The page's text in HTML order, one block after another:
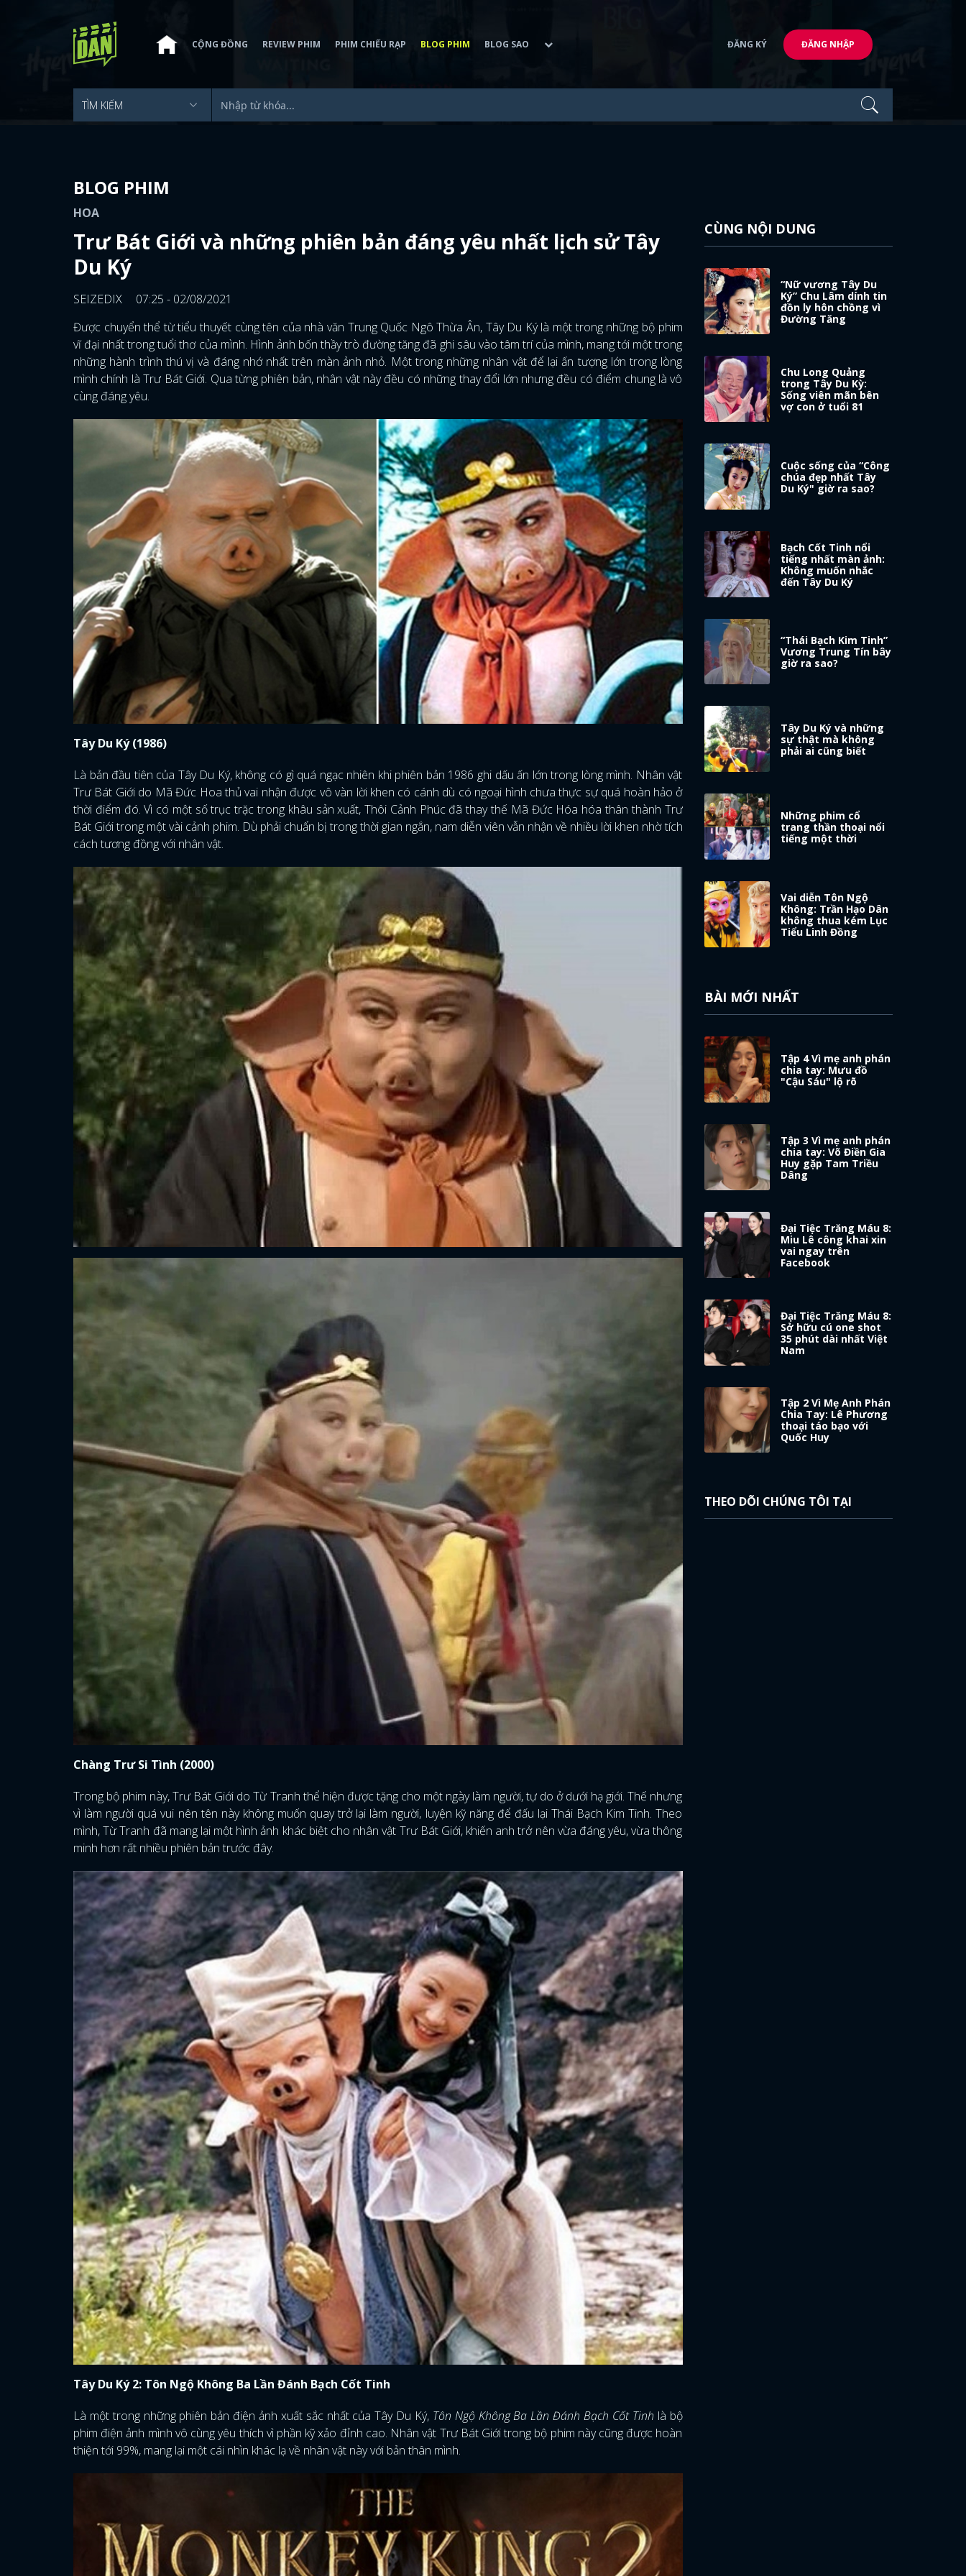
ĐĂNG NHẬP
FACEBOOK GOOGLE
CỘNG ĐỒNG REVIEW PHIM PHIM CHIẾU RẠP BLOG PHIM BLOG SAO ĐĂNG KÝ ĐĂNG NHẬP
BLOG PHIM
HOA
Trư Bát Giới và những phiên bản đáng yêu nhất lịch sử Tây
Du Ký
SEIZEDIX
07:25 - 02/08/2021
Được chuyển thể từ tiểu thuyết cùng tên của nhà văn Trung Quốc Ngô Thừa Ân, Tây Du Ký là một trong những bộ phim
vĩ đại nhất trong tuổi thơ của mình. Hình ảnh bốn thầy trò đường tăng đã ghi sâu vào tâm trí của mình, mang tới một trong
những hành trình thú vị và đáng nhớ nhất trên màn ảnh nhỏ. Một trong những nhân vật để lại ấn tượng lớn trong lòng
mình chính là Trư Bát Giới. Qua từng phiên bản, nhân vật này đều có những thay đổi lớn nhưng đều có điểm chung là vô
cùng đáng yêu.
Tây Du Ký (1986)
Là bản đầu tiên của Tây Du Ký, không có gì quá ngạc nhiên khi phiên bản 1986 ghi dấu ấn lớn trong lòng mình. Nhân vật
Trư Bát Giới do Mã Đức Hoa thủ vai nhận được vô vàn lời khen có cánh dù có ngoại hình chưa thực sự quá hoàn hảo ở
thời điểm đó. Vì có một số trục trặc trong khâu sản xuất, Thôi Cảnh Phúc đã thay thế Mã Đức Hóa hóa thân thành Trư
Bát Giới trong một vài cảnh phim. Dù phải chuẩn bị trong thời gian ngắn, nam diễn viên vẫn nhận về nhiều lời khen nhờ tích
cách tương đồng với nhân vật.
Chàng Trư Si Tình (2000)
Trong bộ phim này, Trư Bát Giới do Từ Tranh thể hiện được tặng cho một ngày làm người, tự do ở dưới hạ giới. Thế nhưng
vì làm người quá vui nên tên này không muốn quay trở lại làm người, luyện kỹ năng để đấu lại Thái Bạch Kim Tinh. Theo
mình, Từ Tranh đã mang lại một hình ảnh khác biệt cho nhân vật Trư Bát Giới, khiến anh trở nên vừa đáng yêu, vừa thông
minh hơn rất nhiều phiên bản trước đây.
Tây Du Ký 2: Tôn Ngộ Không Ba Lần Đánh Bạch Cốt Tinh
Là một trong những phiên bản điện ảnh xuất sắc nhất của Tây Du Ký, Tôn Ngộ Không Ba Lần Đánh Bạch Cốt Tinh là bộ
phim điện ảnh mình vô cùng yêu thích vì phần kỹ xảo đỉnh cao. Nhân vật Trư Bát Giới trong bộ phim này cũng được hoàn
thiện tới 99%, mang lại một cái nhìn khác lạ về nhân vật này với bản thân mình.
CÙNG NỘI DUNG
“Nữ vương Tây Du
Ký” Chu Lâm dính tin
đồn ly hôn chồng vì
Đường Tăng
Chu Long Quảng
trong Tây Du Kỳ:
Sống viên mãn bên
vợ con ở tuổi 81
Cuộc sống của “Công
chúa đẹp nhất Tây
Du Ký" giờ ra sao?
Bạch Cốt Tinh nổi
tiếng nhất màn ảnh:
Không muốn nhắc
đến Tây Du Ký
“Thái Bạch Kim Tinh”
Vương Trung Tín bây
giờ ra sao?
Tây Du Ký và những
sự thật mà không
phải ai cũng biết
Những phim cổ
trang thần thoại nổi
tiếng một thời
Vai diễn Tôn Ngộ
Không: Trần Hạo Dân
không thua kém Lục
Tiểu Linh Đồng
BÀI MỚI NHẤT
Tập 4 Vì mẹ anh phán
chia tay: Mưu đồ
"Cậu Sáu" lộ rõ
Tập 3 Vì mẹ anh phán
chia tay: Võ Điền Gia
Huy gặp Tam Triều
Dâng
Đại Tiệc Trăng Máu 8:
Miu Lê công khai xin
vai ngay trên
Facebook
Đại Tiệc Trăng Máu 8:
Sở hữu cú one shot
35 phút dài nhất Việt
Nam
Tập 2 Vì Mẹ Anh Phán
Chia Tay: Lê Phương
thoại táo bạo với
Quốc Huy
THEO DÕI CHÚNG TÔI TẠI